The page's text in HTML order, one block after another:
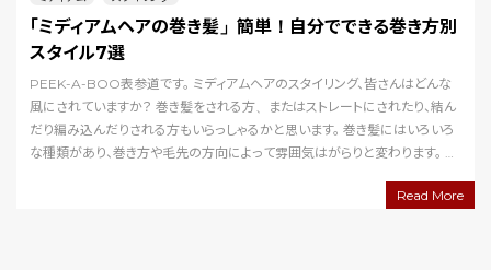
「ミディアムヘアの巻き髪」簡単！自分でできる巻き方別
スタイル7選
PEEK-A-BOO表参道です。 ミディアムヘアのスタイリング、皆さんはどんな
風にされていますか？ 巻き髪をされる方、またはストレートにされたり、結ん
だり編み込んだりされる方もいらっしゃるかと思います。 巻き髪にはいろいろ
な種類があり、巻き方や毛先の方向によって雰囲気はがらりと変わります。 巻
Read More